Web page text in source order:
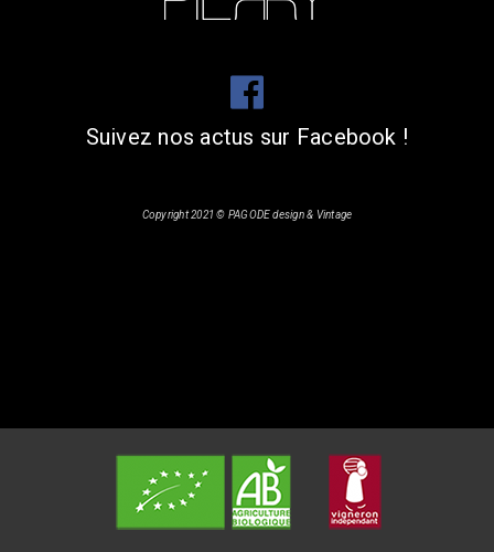
Suivez nos actus sur Facebook !
Copyright 2021 © PAGODE design& Vintage